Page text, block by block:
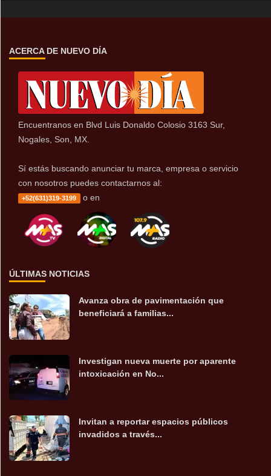
ACERCA DE NUEVO DÍA
Encuentranos en Blvd Luis Donaldo Colosio 3163 Sur,
Nogales, Son, MX.
Sí estás buscando anunciar tu marca, empresa o servicio
con nosotros puedes contactarnos al:
+52(631)319-3199 o en
ÚLTIMAS NOTICIAS
Avanza obra de pavimentación que
beneficiará a familias...
Investigan nueva muerte por aparente
intoxicación en No...
Invitan a reportar espacios públicos
invadidos a través...